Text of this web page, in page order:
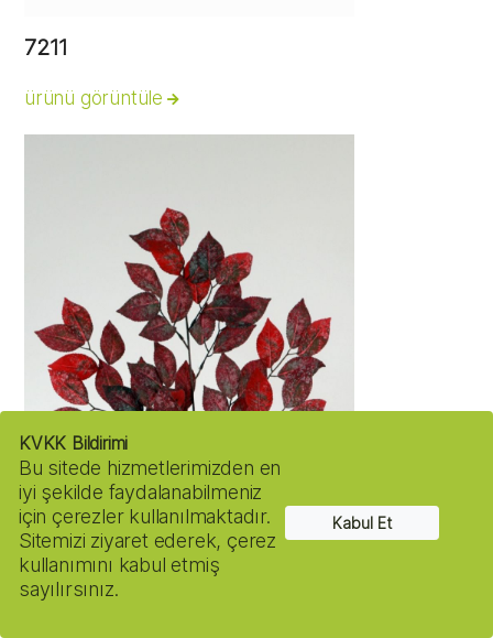
7211
ürünü görüntüle
KVKK Bildirimi
Bu sitede hizmetlerimizden en
iyi şekilde faydalanabilmeniz
için çerezler kullanılmaktadır.
Sitemizi ziyaret ederek, çerez
kullanımını kabul etmiş
sayılırsınız.
Kabul Et